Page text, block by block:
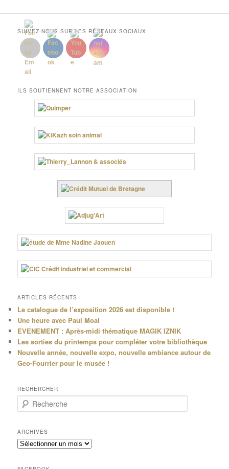
SUIVEZ-NOUS SUR LES RÉSEAUX SOCIAUX
ILS SOUTIENNENT NOTRE ASSOCIATION
ARTICLES RÉCENTS
Le catalogue de l’exposition 2026 est disponible !
Une heure avec Paul Moal
EVENEMENT : Après-midi thématique MAGIK IZNIK
Les sorties du printemps pour compléter votre bibliothèque
Nouvelle année, nouvelle expo, nouvelle ambiance autour de
Geo-Fourrier pour le musée !
RECHERCHER
e
h
e
r
ARCHIVES
Archives